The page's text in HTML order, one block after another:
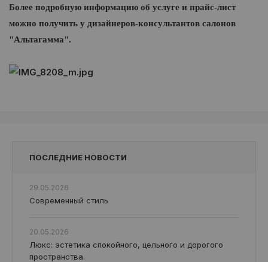
Более подробную информацию об услуге и прайс-лист
можно получить у дизайнеров-консультантов салонов
"Альтагамма".
ПОСЛЕДНИЕ НОВОСТИ
29.05.2026
Современный стиль
20.05.2026
Люкс: эстетика спокойного, цельного и дорогого
пространства.